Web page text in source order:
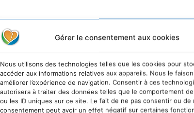
Gérer le consentement aux cookies
Nous utilisons des technologies telles que les cookies pour
accéder aux informations relatives aux appareils. Nous le
améliorer l’expérience de navigation. Consentir à ces
autorisera à traiter des données telles que le comportement
ou les ID uniques sur ce site. Le fait de ne pas consentir ou de
consentement peut avoir un effet négatif sur certaines
climatique, sauve qui peut !
changement climatique »
à novembre 2009).« Trois cent
Les écosystèmes sont
nous révéler, à titre d’exemples, que
pourrait avoir disparu en 2050,